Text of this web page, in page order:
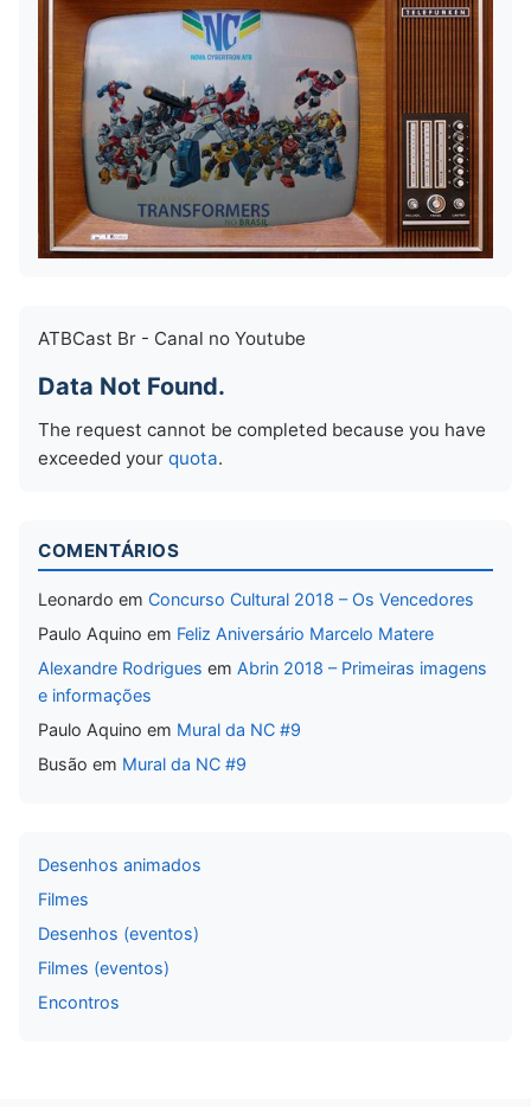
ATBCast Br - Canal no Youtube
Data Not Found.
The request cannot be completed because you have
exceeded your quota.
COMENTÁRIOS
Leonardo em Concurso Cultural 2018 – Os Vencedores
Paulo Aquino em Feliz Aniversário Marcelo Matere
Alexandre Rodrigues em Abrin 2018 – Primeiras imagens
e informações
Paulo Aquino em Mural da NC #9
Busão em Mural da NC #9
Desenhos animados
Filmes
Desenhos (eventos)
Filmes (eventos)
Encontros